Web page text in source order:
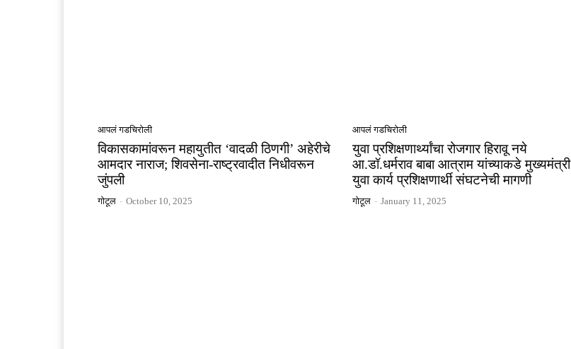
आपलं गडचिरोली
विकासकामांवरून महायुतीत ‘वादळी ठिणगी’ अहेरीचे
आमदार नाराज; शिवसेना-राष्ट्रवादीत निधीवरून
जुंपली
गोटूल - October 10, 2025
आपलं गडचिरोली
युवा प्रशिक्षणार्थ्यांचा रोजगार हिरावू नये
आ.डॉ.धर्मराव बाबा आत्राम यांच्याकडे मुख्यमंत्री
युवा कार्य प्रशिक्षणार्थी संघटनेची मागणी
गोटूल - January 11, 2025